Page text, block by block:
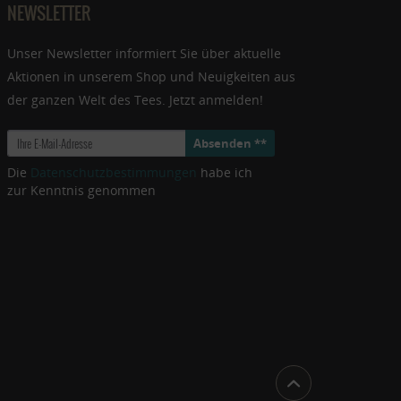
NEWSLETTER
Unser Newsletter informiert Sie über aktuelle
Aktionen in unserem Shop und Neuigkeiten aus
der ganzen Welt des Tees. Jetzt anmelden!
Absenden **
Die
habe ich
zur Kenntnis genommen